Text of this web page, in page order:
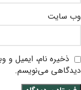
وب‌ سایت
ذخیره نام، ایمیل و
دیدگاهی می‌نویسم.